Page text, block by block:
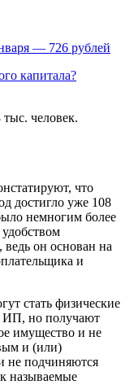
— 726 рублей
капитала?
что
достигло уже 108
немногим более
он основан на
и
стать физические
ИП, но получают
имущество и не
и (или)
не подчиняются
называемые